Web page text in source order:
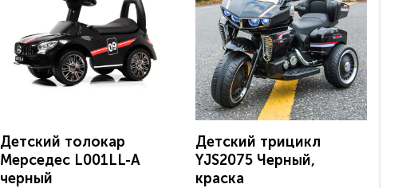
Детский толокар
Мерседес L001LL-A
черный
Детский трицикл
YJS2075 Черный,
краска